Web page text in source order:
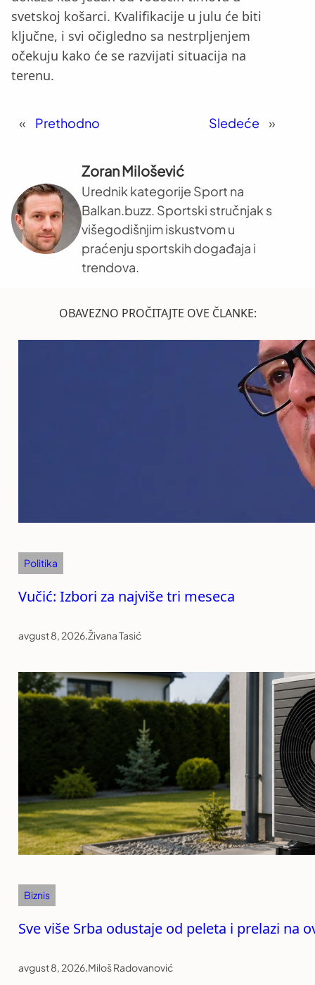
svetskoj košarci. Kvalifikacije u julu će biti
ključne, i svi očigledno sa nestrpljenjem
očekuju kako će se razvijati situacija na
terenu.
« Prethodno Sledeće »
Zoran Milošević
Urednik kategorije Sport na
Balkan.buzz. Sportski stručnjak s
višegodišnjim iskustvom u
praćenju sportskih događaja i
trendova.
OBAVEZNO PROČITAJTE OVE ČLANKE:
Politika
Vučić: Izbori za najviše tri meseca
avgust 8, 2026.Živana Tasić
Biznis
Sve više Srba odustaje od peleta i prelazi na
avgust 8, 2026.Miloš Radovanović